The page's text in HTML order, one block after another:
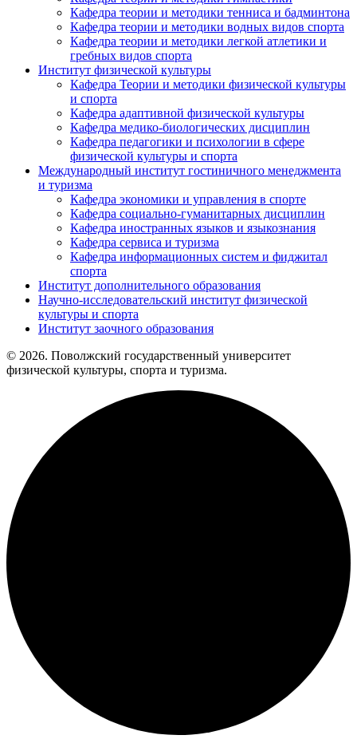
Кафедра теории и методики тенниса и бадминтона
Кафедра теории и методики водных видов спорта
Кафедра теории и методики легкой атлетики и
гребных видов спорта
Институт физической культуры
Кафедра Теории и методики физической культуры
и спорта
Кафедра адаптивной физической культуры
Кафедра медико-биологических дисциплин
Кафедра педагогики и психологии в сфере
физической культуры и спорта
Международный институт гостиничного менеджмента
и туризма
Кафедра экономики и управления в спорте
Кафедра социально-гуманитарных дисциплин
Кафедра иностранных языков и языкознания
Кафедра сервиса и туризма
Кафедра информационных систем и фиджитал
спорта
Институт дополнительного образования
Научно-исследовательский институт физической
культуры и спорта
Институт заочного образования
© 2026. Поволжский государственный университет
физической культуры, спорта и туризма.